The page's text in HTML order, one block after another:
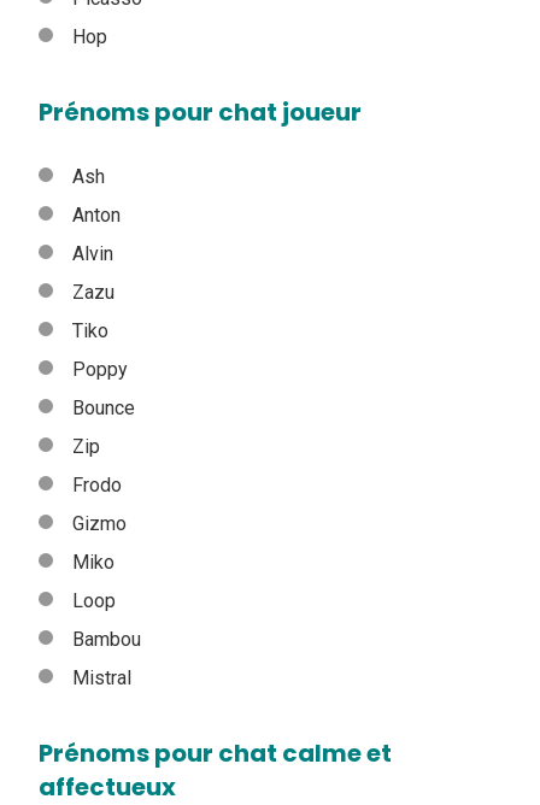
Hop
Prénoms pour chat joueur
Ash
Anton
Alvin
Zazu
Tiko
Poppy
Bounce
Zip
Frodo
Gizmo
Miko
Loop
Bambou
Mistral
Prénoms pour chat calme et
affectueux